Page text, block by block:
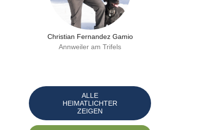
Christian Fernandez Gamio
Annweiler am Trifels
ALLE
HEIMATLICHTER
ZEIGEN